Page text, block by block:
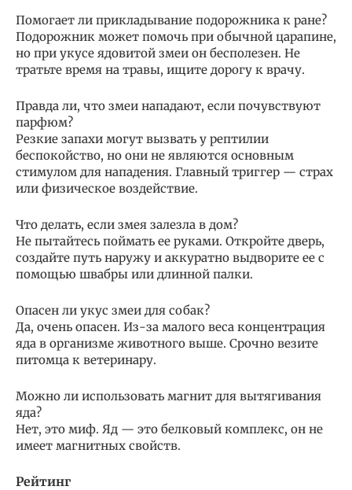
Помогает ли прикладывание подорожника к ране?
Подорожник может помочь при обычной царапине,
но при укусе ядовитой змеи он бесполезен. Не
тратьте время на травы, ищите дорогу к врачу.
Правда ли, что змеи нападают, если почувствуют
парфюм?
Резкие запахи могут вызвать у рептилии
беспокойство, но они не являются основным
стимулом для нападения. Главный триггер — страх
или физическое воздействие.
Что делать, если змея залезла в дом?
Не пытайтесь поймать ее руками. Откройте дверь,
создайте путь наружу и аккуратно выдворите ее с
помощью швабры или длинной палки.
Опасен ли укус змеи для собак?
Да, очень опасен. Из-за малого веса концентрация
яда в организме животного выше. Срочно везите
питомца к ветеринару.
Можно ли использовать магнит для вытягивания
яда?
Нет, это миф. Яд — это белковый комплекс, он не
имеет магнитных свойств.
Рейтинг